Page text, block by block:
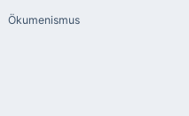
Ökumenismus